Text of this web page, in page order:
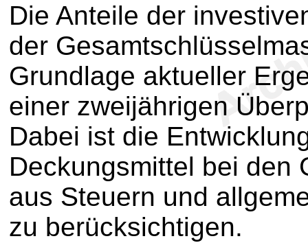
Die Anteile der
der
Grundlage aktueller
einer zweijährigen
Dabei ist die
Deckungsmittel bei den
aus Steuern und
zu berücksichtigen.